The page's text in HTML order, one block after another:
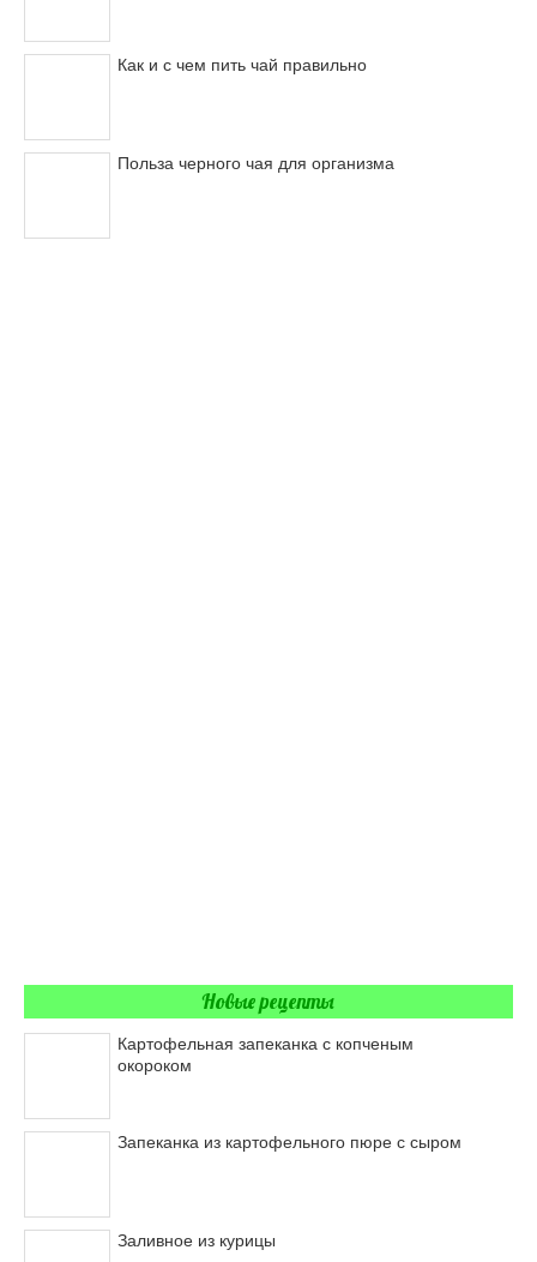
Как и с чем пить чай правильно
Польза черного чая для организма
Новые рецепты
Картофельная запеканка с копченым
окороком
Запеканка из картофельного пюре с сыром
Заливное из курицы